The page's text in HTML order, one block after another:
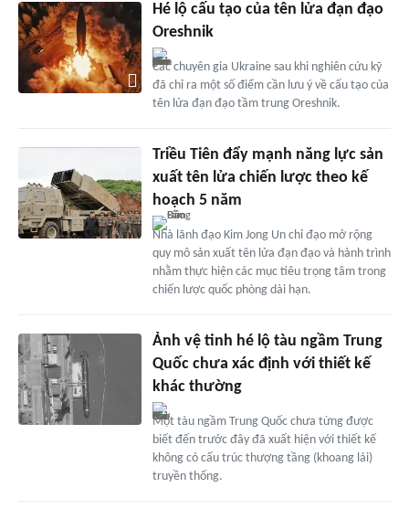
Hé lộ cấu tạo của tên lửa đạn đạo
Oreshnik
Các chuyên gia Ukraine sau khi nghiên cứu kỹ
đã chỉ ra một số điểm cần lưu ý về cấu tạo của
tên lửa đạn đạo tầm trung Oreshnik.
Triều Tiên đẩy mạnh năng lực sản
xuất tên lửa chiến lược theo kế
hoạch 5 năm
Nhà lãnh đạo Kim Jong Un chỉ đạo mở rộng
quy mô sản xuất tên lửa đạn đạo và hành trình
nhằm thực hiện các mục tiêu trọng tâm trong
chiến lược quốc phòng dài hạn.
Ảnh vệ tinh hé lộ tàu ngầm Trung
Quốc chưa xác định với thiết kế
khác thường
Một tàu ngầm Trung Quốc chưa từng được
biết đến trước đây đã xuất hiện với thiết kế
không có cấu trúc thượng tầng (khoang lái)
truyền thống.